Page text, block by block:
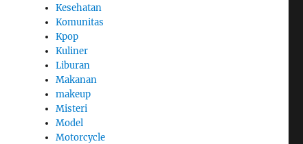
Kesehatan
Komunitas
Kpop
Kuliner
Liburan
Makanan
makeup
Misteri
Model
Motorcycle